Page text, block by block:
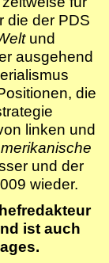
die der PDS
und
ausgehend
die
linken und
und der
wieder.
ist auch